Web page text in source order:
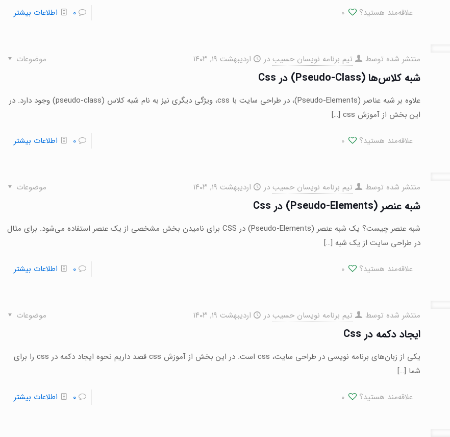
علاقه‌مند هستید؟ 0
0 اطلاعات بیشتر
منتشر شده توسط تیم برنامه نویسان حسیب در اردیبهشت ۱۹, ۱۴۰۳ موضوعات
شبه کلاس‌ها (Pseudo-Class) در Css
علاوه بر شبه عناصر (Pseudo-Elements)، در طراحی سایت با css، ویژگی دیگری نیز به نام شبه کلاس (pseudo-class) وجود دارد. در
این بخش از آموزش css
[…]
علاقه‌مند هستید؟ 0
0 اطلاعات بیشتر
منتشر شده توسط تیم برنامه نویسان حسیب در اردیبهشت ۱۹, ۱۴۰۳ موضوعات
شبه عنصر (Pseudo-Elements) در Css
شبه عنصر چیست؟ یک شبه عنصر (Pseudo-Elements) در CSS برای نامیدن بخش مشخصی از یک عنصر استفاده می‌شود. برای مثال
در طراحی سایت از یک شبه […]
علاقه‌مند هستید؟ 0
0 اطلاعات بیشتر
منتشر شده توسط تیم برنامه نویسان حسیب در اردیبهشت ۱۹, ۱۴۰۳ موضوعات
ایجاد دکمه در Css
یکی از زبان‌های برنامه نویسی در طراحی سایت، css است. در این بخش از آموزش css قصد داریم نحوه ایجاد دکمه در css را برای
شما […]
علاقه‌مند هستید؟ 0
0 اطلاعات بیشتر